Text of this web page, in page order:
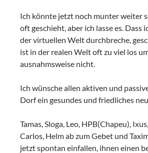
Ich könnte jetzt noch munter weiter
oft geschieht, aber ich lasse es. Dass
der virtuellen Welt durchbreche,
ist in der realen Welt oft zu viel los
ausnahmsweise nicht.
Ich wünsche allen aktiven und
Dorf ein gesundes und friedliches
Tamas, Sloga, Leo, HPB(Chapeu),
Carlos, Helm ab zum Gebet und
jetzt spontan einfallen, ihnen einen